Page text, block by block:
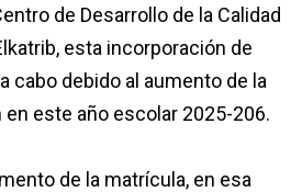
de Desarrollo de la Calidad
esta incorporación de
cabo debido al aumento de la
este año escolar 2025-206.
de la matrícula, en esa